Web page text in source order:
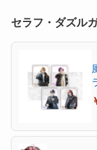
セラフ・ダズル